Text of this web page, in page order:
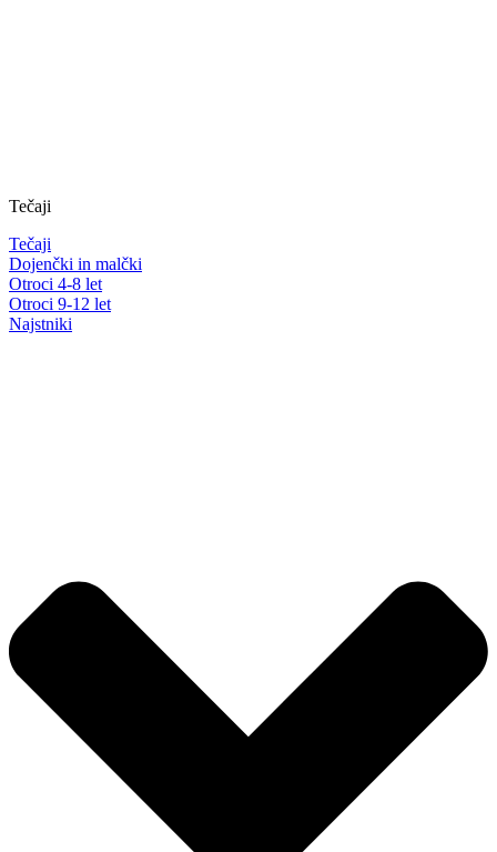
Tečaji
Tečaji
Dojenčki in malčki
Otroci 4-8 let
Otroci 9-12 let
Najstniki